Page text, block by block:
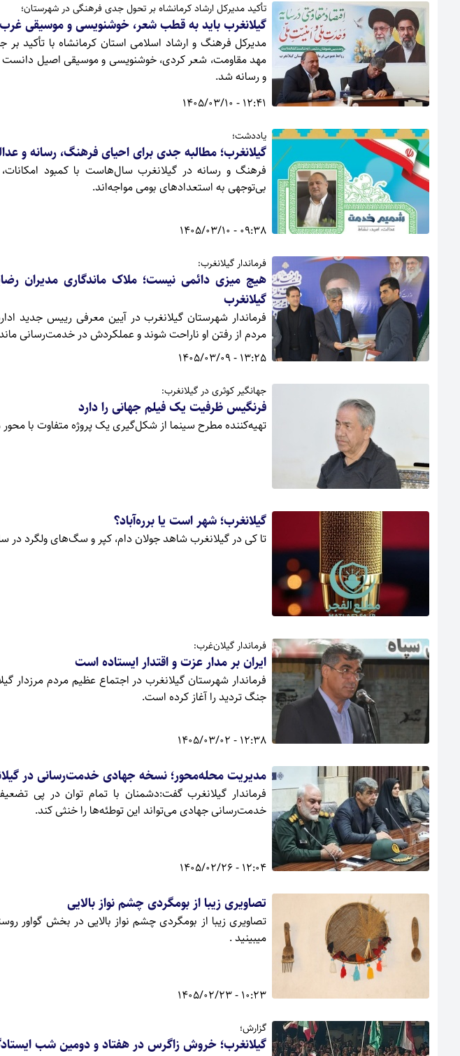
تأکید مدیرکل ارشاد کرمانشاه بر تحول جدی فرهنگی در شهرستان؛
گیلانغرب باید به قطب شعر، خوشنویسی و موسیقی
مدیرکل فرهنگ و ارشاد اسلامی استان کرمانشاه با تأکید بر
مهد مقاومت، شعر کردی، خوشنویسی و موسیقی اصیل دانست
و رسانه شد.
12:41 - 1405/03/10
یاددشت؛
گیلانغرب؛ مطالبه جدی برای احیای فرهنگ، رسانه و
فرهنگ و رسانه در گیلانغرب سال‌هاست با کمبود
بی‌توجهی به استعدادهای بومی مواجه‌اند.
09:38 - 1405/03/10
فرماندار گیلانغرب:
هیچ میزی دائمی نیست؛ ملاک ماندگاری مدیران
گیلانغرب
فرماندار شهرستان گیلانغرب در آیین معرفی رییس جدید
مردم از رفتن او ناراحت شوند و عملکردش در خدمت‌رسانی
13:25 - 1405/03/09
جهانگیر کوثری در گیلانغرب:
فرنگیس ظرفیت یک فیلم جهانی را دارد
تهیه‌کننده مطرح سینما از شکل‌گیری یک پروژه متفاوت با محور
گیلانغرب؛ شهر است یا برره‌آباد؟
تا کی در گیلانغرب شاهد جولان دام، کپر و سگ‌های ولگرد در
فرماندار گیلان‌غرب:
ایران بر مدار عزت و اقتدار ایستاده است
فرماندار شهرستان گیلانغرب در اجتماع عظیم مردم
جنگ تردید را آغاز کرده است.
12:38 - 1405/03/02
مدیریت محله‌محور؛ نسخه جهادی خدمت‌رسانی در
فرماندار گیلانغرب گفت:دشمنان با تمام توان در پی
خدمت‌رسانی جهادی می‌تواند این توطئه‌ها را خنثی کند.
12:04 - 1405/02/26
تصاویری زیبا از بومگردی چشم نواز بالایی
تصاویری زیبا از بومگردی چشم نواز بالایی در بخش گواور
میبینید .
10:23 - 1405/02/23
گزارش؛
گیلانغرب؛ خروش زاگرس در هفتاد و دومین شب